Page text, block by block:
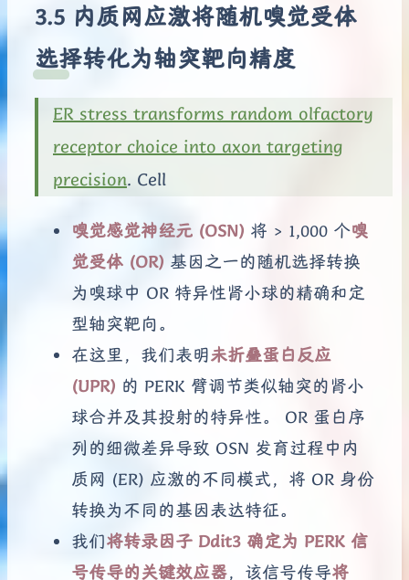
内质网应激将随机嗅觉受体
选择转化为轴突靶向精度
ER stress transforms random olfactory
receptor choice into axon targeting
precision. Cell
嗅觉感觉神经元 (OSN) 将 > 1,000 个嗅
觉受体 (OR) 基因之一的随机选择转换
为嗅球中 OR 特异性肾小球的精确和定
型轴突靶向。
在这里，我们表明未折叠蛋白反应
(UPR) 的 PERK 臂调节类似轴突的肾小
球合并及其投射的特异性。 OR 蛋白序
列的细微差异导致 OSN 发育过程中内
质网 (ER) 应激的不同模式，将 OR 身份
转换为不同的基因表达特征。
我们将转录因子 Ddit3 确定为 PERK 信
号传导的关键效应器，该信号传导将